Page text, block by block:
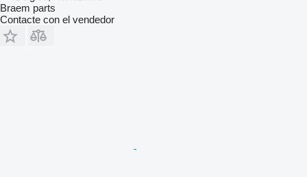
Braem parts
Contacte con el vendedor